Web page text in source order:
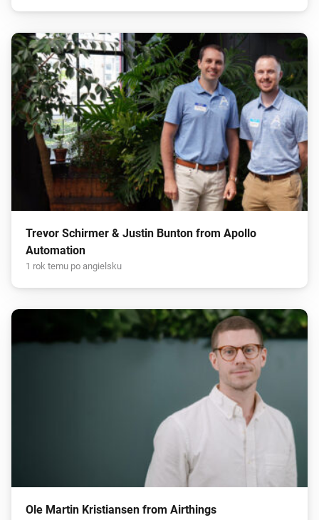
Trevor Schirmer & Justin Bunton from Apollo
Automation
1 rok temu po angielsku
Ole Martin Kristiansen from Airthings